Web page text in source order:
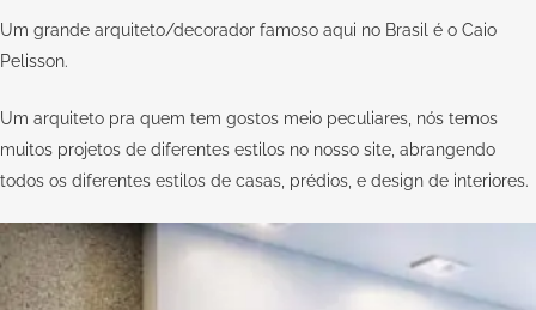
Um grande arquiteto/decorador famoso aqui no Brasil é o Caio
Pelisson.
Um arquiteto pra quem tem gostos meio peculiares, nós temos
muitos projetos de diferentes estilos no nosso site, abrangendo
todos os diferentes estilos de casas, prédios, e design de interiores.